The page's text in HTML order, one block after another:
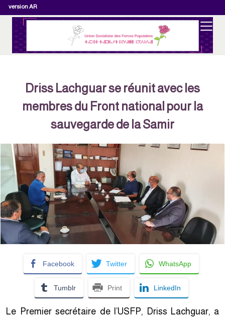
version AR
Driss Lachguar se réunit avec les
membres du Front national pour la
sauvegarde de la Samir
Facebook Twitter WhatsApp
Tumblr Print LinkedIn
Le Premier secrétaire de l’USFP, Driss Lachguar, a